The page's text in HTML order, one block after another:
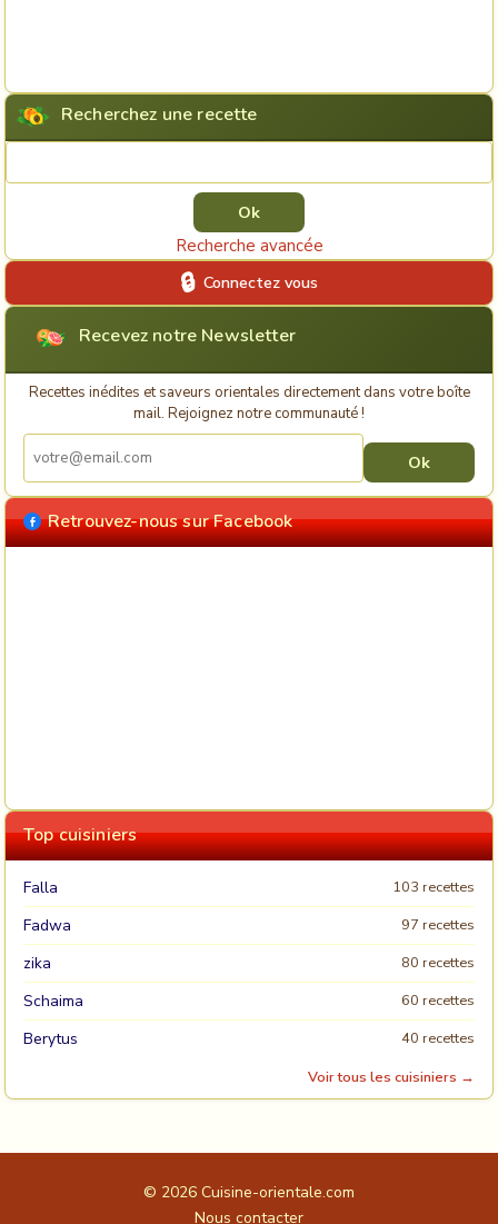
Recherchez une recette
Recherche avancée
Connectez vous
Recevez notre Newsletter
Recettes inédites et saveurs orientales directement dans votre boîte
mail. Rejoignez notre communauté !
Retrouvez-nous sur Facebook
Top cuisiniers
Falla 103 recettes
Fadwa 97 recettes
zika 80 recettes
Schaima 60 recettes
Berytus
40 recettes
Voir tous les cuisiniers →
© 2026 Cuisine-orientale.com
Nous contacter